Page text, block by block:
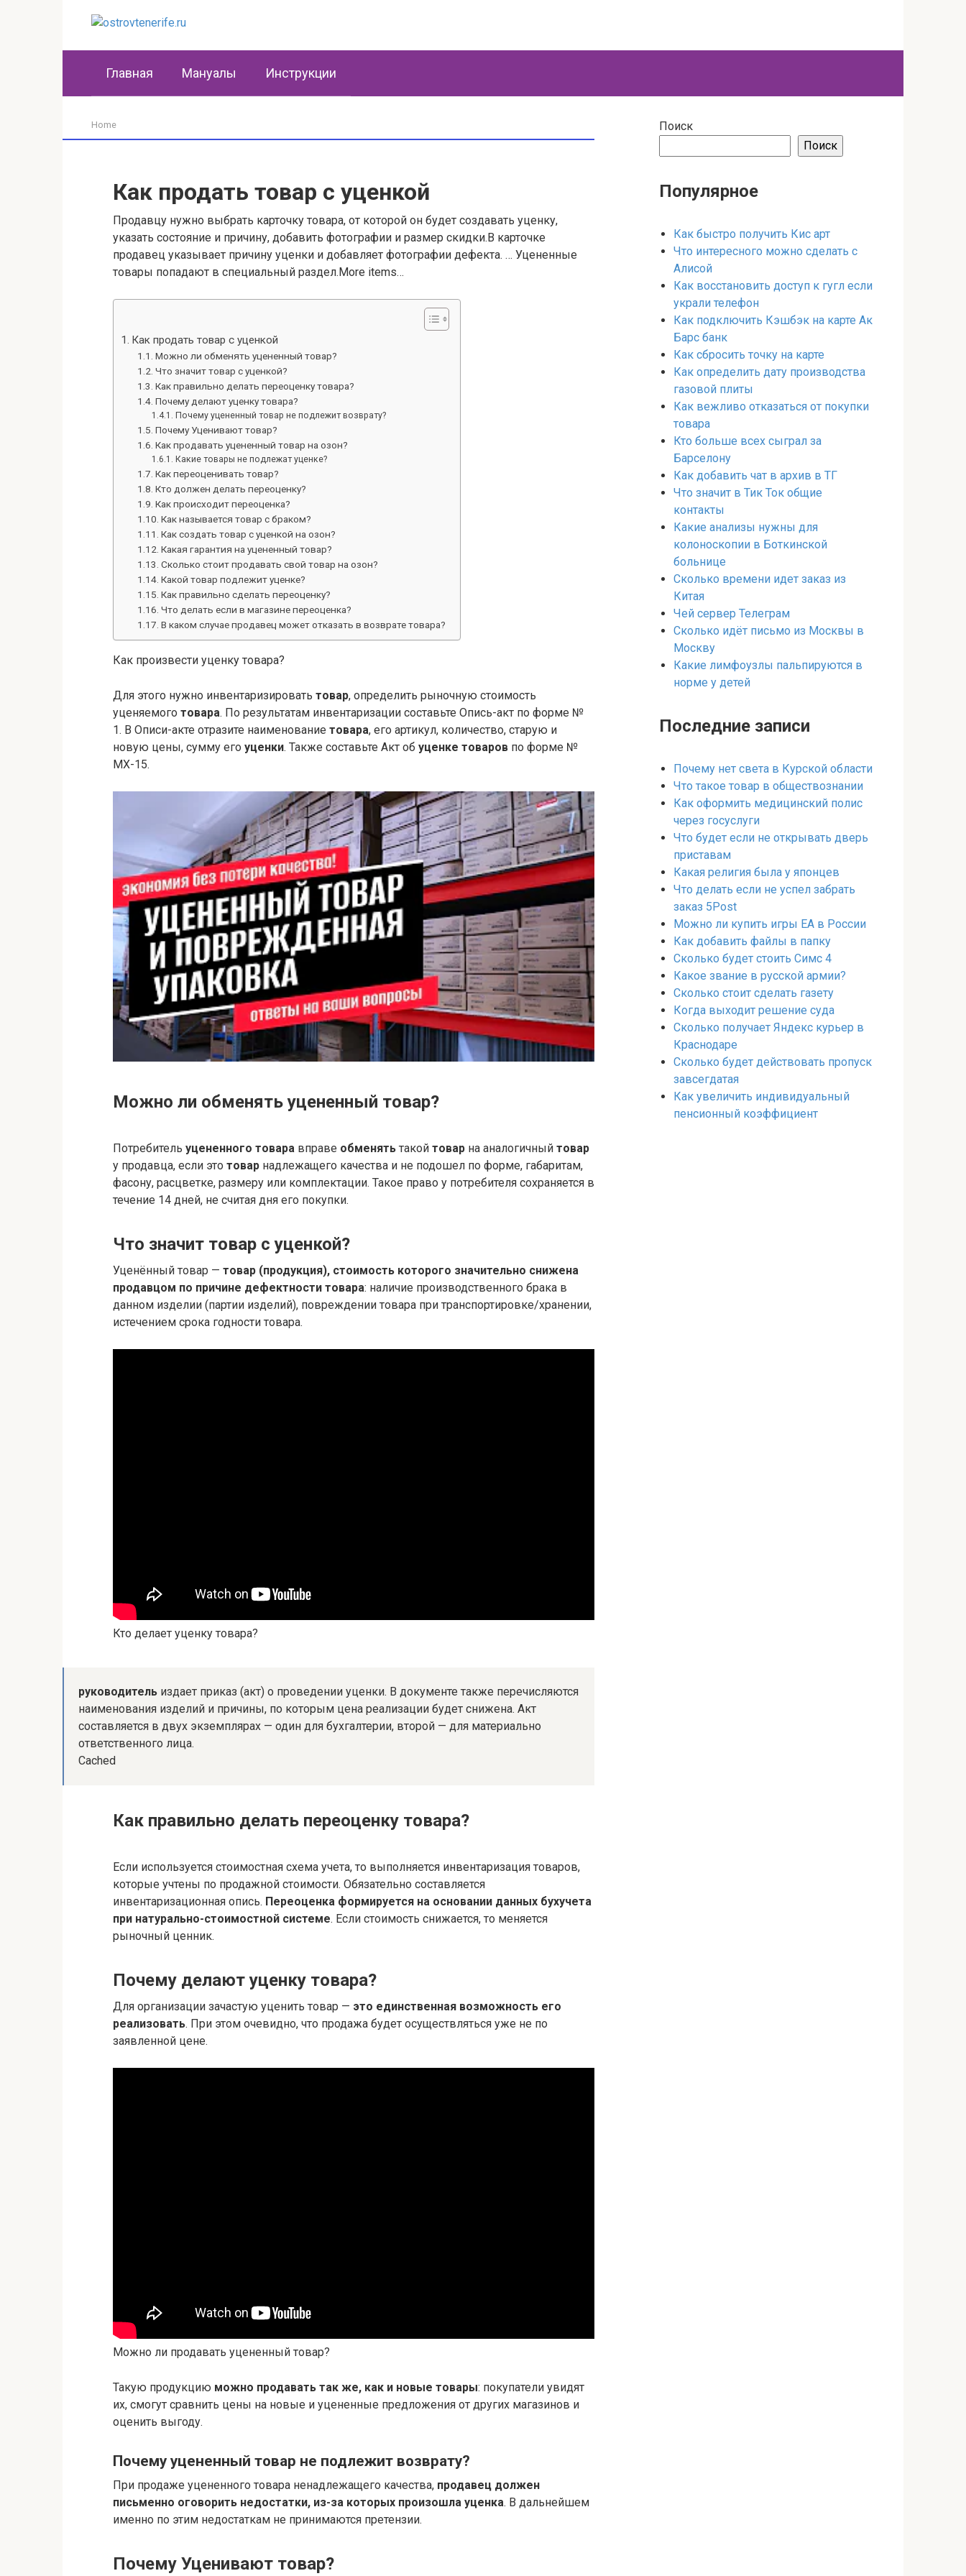
Главная Мануалы Инструкции
Home
Как продать товар с уценкой
Продавцу нужно выбрать карточку товара, от которой он будет создавать уценку,
указать состояние и причину, добавить фотографии и размер скидки.В карточке
продавец указывает причину уценки и добавляет фотографии дефекта. … Уцененные
товары попадают в специальный раздел.More items…
Как продать товар с уценкой
Можно ли обменять уцененный товар?
Что значит товар с уценкой?
Как правильно делать переоценку товара?
Почему делают уценку товара?
Почему уцененный товар не подлежит возврату?
Почему Уценивают товар?
Как продавать уцененный товар на озон?
Какие товары не подлежат уценке?
Как переоценивать товар?
Кто должен делать переоценку?
Как происходит переоценка?
Как называется товар с браком?
Как создать товар с уценкой на озон?
Какая гарантия на уцененный товар?
Сколько стоит продавать свой товар на озон?
Какой товар подлежит уценке?
Как правильно сделать переоценку?
Что делать если в магазине переоценка?
В каком случае продавец может отказать в возврате товара?
Как произвести уценку товара?
Для этого нужно инвентаризировать товар, определить рыночную стоимость
уценяемого товара. По результатам инвентаризации составьте Опись-акт по форме №
1. В Описи-акте отразите наименование товара, его артикул, количество, старую и
новую цены, сумму его уценки. Также составьте Акт об уценке товаров по форме №
МХ-15.
Можно ли обменять уцененный товар?
Потребитель уцененного товара вправе обменять такой товар на аналогичный товар
у продавца, если это товар надлежащего качества и не подошел по форме, габаритам,
фасону, расцветке, размеру или комплектации. Такое право у потребителя сохраняется в
течение 14 дней, не считая дня его покупки.
Что значит товар с уценкой?
Уценённый товар — товар (продукция), стоимость которого значительно снижена
продавцом по причине дефектности товара: наличие производственного брака в
данном изделии (партии изделий), повреждении товара при транспортировке/хранении,
истечением срока годности товара.
Кто делает уценку товара?
руководитель издает приказ (акт) о проведении уценки. В документе также перечисляются
наименования изделий и причины, по которым цена реализации будет снижена. Акт
составляется в двух экземплярах — один для бухгалтерии, второй — для материально
ответственного лица.
Cached
Как правильно делать переоценку товара?
Если используется стоимостная схема учета, то выполняется инвентаризация товаров,
которые учтены по продажной стоимости. Обязательно составляется
инвентаризационная опись. Переоценка формируется на основании данных бухучета
при натурально-стоимостной системе. Если стоимость снижается, то меняется
рыночный ценник.
Почему делают уценку товара?
Для организации зачастую уценить товар — это единственная возможность его
реализовать. При этом очевидно, что продажа будет осуществляться уже не по
заявленной цене.
Можно ли продавать уцененный товар?
Такую продукцию можно продавать так же, как и новые товары: покупатели увидят
их, смогут сравнить цены на новые и уцененные предложения от других магазинов и
оценить выгоду.
Почему уцененный товар не подлежит возврату?
При продаже уцененного товара ненадлежащего качества, продавец должен
письменно оговорить недостатки, из-за которых произошла уценка. В дальнейшем
именно по этим недостаткам не принимаются претензии.
Почему Уценивают товар?
Поиск
Поиск
Популярное
Как быстро получить Кис арт
Что интересного можно сделать с
Алисой
Как восстановить доступ к гугл если
украли телефон
Как подключить Кэшбэк на карте Ак
Барс банк
Как сбросить точку на карте
Как определить дату производства
газовой плиты
Как вежливо отказаться от покупки
товара
Кто больше всех сыграл за
Барселону
Как добавить чат в архив в ТГ
Что значит в Тик Ток общие
контакты
Какие анализы нужны для
колоноскопии в Боткинской
больнице
Сколько времени идет заказ из
Китая
Чей сервер Телеграм
Сколько идёт письмо из Москвы в
Москву
Какие лимфоузлы пальпируются в
норме у детей
Последние записи
Почему нет света в Курской области
Что такое товар в обществознании
Как оформить медицинский полис
через госуслуги
Что будет если не открывать дверь
приставам
Какая религия была у японцев
Что делать если не успел забрать
заказ 5Post
Можно ли купить игры EA в России
Как добавить файлы в папку
Сколько будет стоить Симс 4
Какое звание в русской армии?
Сколько стоит сделать газету
Когда выходит решение суда
Сколько получает Яндекс курьер в
Краснодаре
Сколько будет действовать пропуск
завсегдатая
Как увеличить индивидуальный
пенсионный коэффициент